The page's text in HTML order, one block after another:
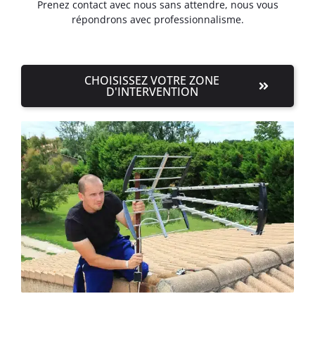
Prenez contact avec nous sans attendre, nous vous
répondrons avec professionnalisme.
CHOISISSEZ VOTRE ZONE
D'INTERVENTION